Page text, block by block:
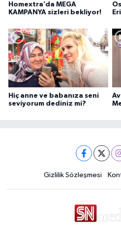
Homextra’da MEGA
KAMPANYA sizleri bekliyor!
Hiç anne ve babanıza seni
seviyorum dediniz mi?
Gizlilik Sözleşmesi